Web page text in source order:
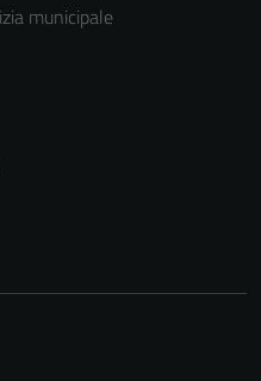
municipale